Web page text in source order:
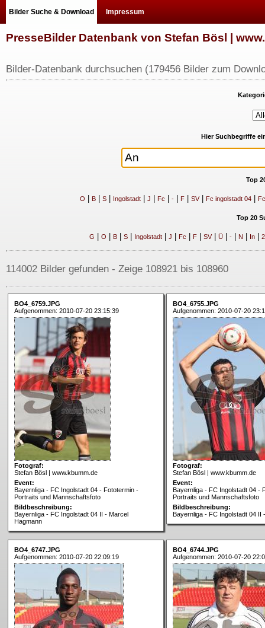
Bilder Suche & Download Impressum
PresseBilder Datenbank von Stefan Bösl |
Bilder-Datenbank durchsuchen (179456 Bilder zum
Hier Suchbegriffe
Top
O B| S| Ingolstadt| J Fc -| F| SV| Fc ingolstadt 04|
Top 20
G O B| S| Ingolstadt| J Fc F| SV| Ü| -| N In| 2
114002 Bilder gefunden - Zeige 108921 bis 108960
BO4_6759.JPG
Aufgenommen: 2010-07-20 23:15:39
Fotograf:
Stefan Bösl | www.kbumm.de
Event:
Bayernliga - FC Ingolstadt 04 - Fototermin -
Portraits und Mannschaftsfoto
Bildbeschreibung:
Bayernliga - FC Ingolstadt 04 II - Marcel
Hagmann
BO4_6755.JPG
Aufgenommen: 2010-07-20
Fotograf:
Stefan Bösl | www.kbumm.de
Event:
Bayernliga - FC Ingolstadt 04 -
Portraits und Mannschaftsfoto
Bildbeschreibung:
Bayernliga - FC Ingolstadt 04 II
BO4_6747.JPG
Aufgenommen: 2010-07-20 22:09:19
BO4_6744.JPG
Aufgenommen: 2010-07-20